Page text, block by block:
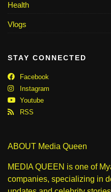
Health
Vlogs
STAY CONNECTED
Facebook
Instagram
Youtube
RSS
ABOUT Media Queen
MEDIA QUEEN is one of
companies, specializing in